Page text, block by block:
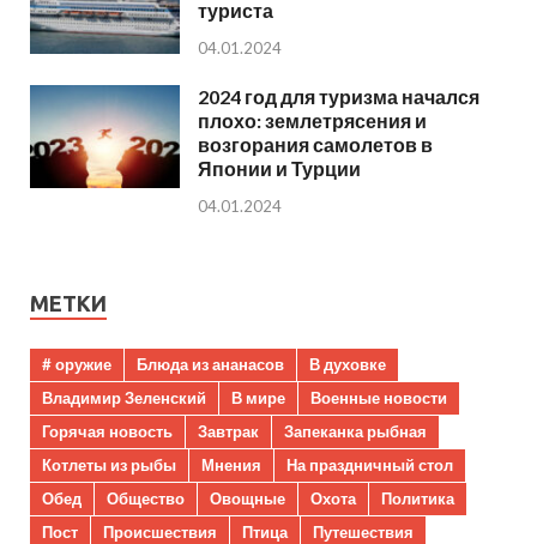
туриста
04.01.2024
2024 год для туризма начался
плохо: землетрясения и
возгорания самолетов в
Японии и Турции
04.01.2024
МЕТКИ
# оружие Блюда из ананасов
В духовке
Владимир Зеленский
В мире
Военные новости
Горячая новость
Завтрак
Запеканка рыбная
Котлеты из рыбы
Мнения
На праздничный стол
Обед
Общество Овощные Охота
Политика
Пост
Происшествия Птица
Путешествия